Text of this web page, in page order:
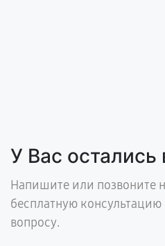
У Вас
Напишите или позвоните
бесплатную
вопросу.